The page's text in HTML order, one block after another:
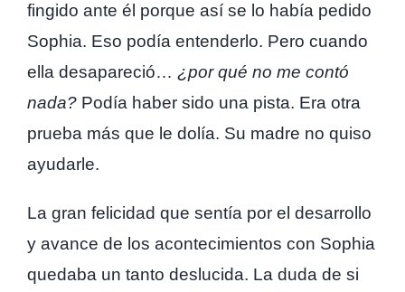
fingido ante él porque así se lo había pedido
Sophia. Eso podía entenderlo. Pero cuando
ella desapareció… ¿por qué no me contó
nada?Podía haber sido una pista. Era otra
prueba más que le dolía. Su madre no quiso
ayudarle.
La gran felicidad que sentía por el desarrollo
y avance de los acontecimientos con Sophia
quedaba un tanto deslucida. La duda de si